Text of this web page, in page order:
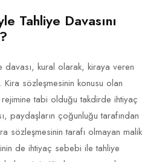
Tahliye Davasını
davası, kural olarak, kiraya veren
Kira sözleşmesinin konusu olan
rejimine tabi olduğu takdirde ihtiyaç
paydaşların çoğunluğu tarafından
sözleşmesinin tarafı olmayan malik
de ihtiyaç sebebi ile tahliye